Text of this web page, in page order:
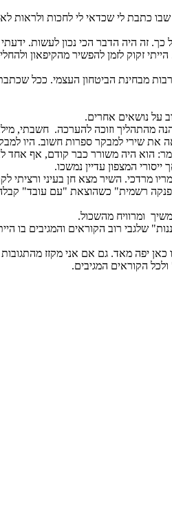
כתבת לי שכדאי לי לחכות ולראות
כך. זה היה הדבר הכי נכון לעשות.
זקוק לזמן להפשיר מהקיפאון
מבחינת הביטחון העצמי. ככל
על נושאים אחרים.
מהתהליך וזוכה להערכה. חשבתי,
את שירי למבקר ספרות חשוב. היו
הוא היה משורר כבר קודם, אף אחד
המצפון עדיין נמשכו.
מרדכי. השיר מצא חן בעיני ורציתי
רשמית" כשהוצאת "עם עובד"
ומרוויח מהשכול.
שלגבי רוב הקוראים והמגיבים בו
יפה מאד. גם אם אני מקזז
הקוראים המגיבים.